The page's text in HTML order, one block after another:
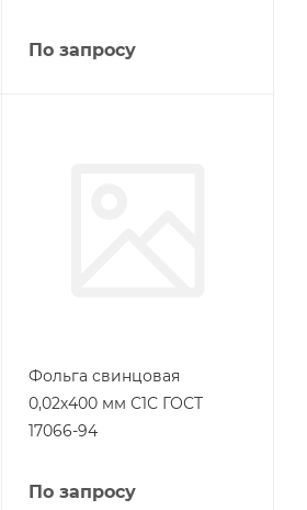
По запросу
Фольга свинцовая
0,02х400 мм С1С ГОСТ
17066-94
По запросу